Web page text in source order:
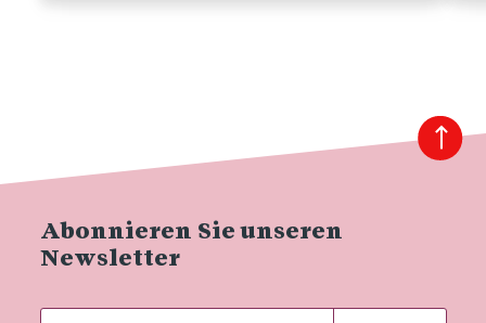
Abonnieren Sie unseren
Newsletter